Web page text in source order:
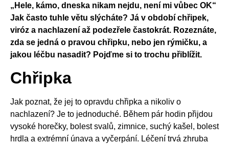
„Hele, kámo, dneska nikam nejdu, není mi vůbec OK“
Jak často tuhle větu slýcháte? Já v období chřipek,
viróz a nachlazení až podezřele častokrát. Rozeznáte,
zda se jedná o pravou chřipku, nebo jen rýmičku, a
jakou léčbu nasadit? Pojďme si to trochu přiblížit.
Chřipka
Jak poznat, že jej to opravdu chřipka a nikoliv o
nachlazení? Je to jednoduché. Během pár hodin přijdou
vysoké horečky, bolest svalů, zimnice, suchý kašel, bolest
hrdla a extrémní únava a vyčerpání. Léčení trvá zhruba